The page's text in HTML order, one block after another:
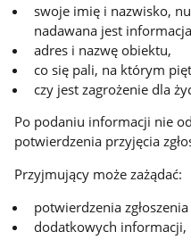
swoje imię i nazwisko,
nadawana jest
adres i nazwę obiektu,
co się pali, na którym
czy jest zagrożenie dla
Po podaniu informacji nie
potwierdzenia przyjęcia
Przyjmujący może zażądać:
potwierdzenia
dodatkowych